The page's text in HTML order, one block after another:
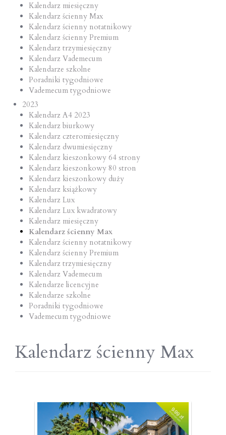
Kalendarz miesięczny
Kalendarz ścienny Max
Kalendarz ścienny notatnikowy
Kalendarz ścienny Premium
Kalendarz trzymiesięczny
Kalendarz Vademecum
Kalendarze szkolne
Poradniki tygodniowe
Vademecum tygodniowe
2023
Kalendarz A4 2023
Kalendarz biurkowy
Kalendarz czteromiesięczny
Kalendarz dwumiesięczny
Kalendarz kieszonkowy 64 strony
Kalendarz kieszonkowy 80 stron
Kalendarz kieszonkowy duży
Kalendarz książkowy
Kalendarz Lux
Kalendarz Lux kwadratowy
Kalendarz miesięczny
Kalendarz ścienny Max
Kalendarz ścienny notatnikowy
Kalendarz ścienny Premium
Kalendarz trzymiesięczny
Kalendarz Vademecum
Kalendarze licencyjne
Kalendarze szkolne
Poradniki tygodniowe
Vademecum tygodniowe
Kalendarz ścienny Max